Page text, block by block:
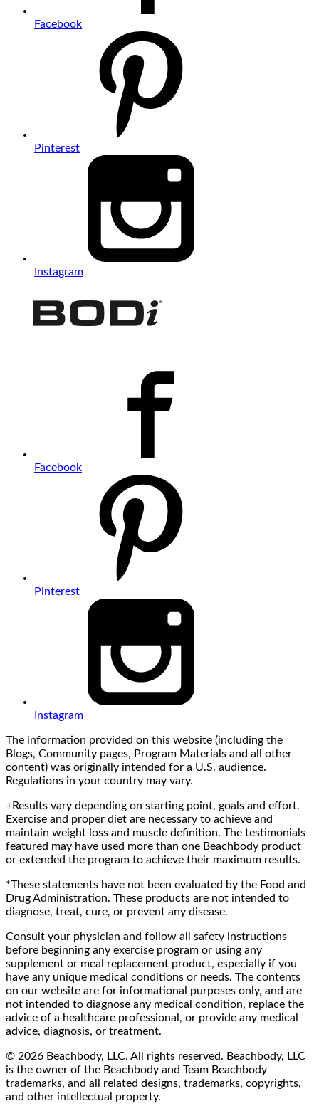
Facebook
Pinterest
Instagram
Facebook
Pinterest
Instagram
The information provided on this website (including the
Blogs, Community pages, Program Materials and all other
content) was originally intended for a U.S. audience.
Regulations in your country may vary.
+Results vary depending on starting point, goals and effort.
Exercise and proper diet are necessary to achieve and
maintain weight loss and muscle definition. The testimonials
featured may have used more than one Beachbody product
or extended the program to achieve their maximum results.
*These statements have not been evaluated by the Food and
Drug Administration. These products are not intended to
diagnose, treat, cure, or prevent any disease.
Consult your physician and follow all safety instructions
before beginning any exercise program or using any
supplement or meal replacement product, especially if you
have any unique medical conditions or needs. The contents
on our website are for informational purposes only, and are
not intended to diagnose any medical condition, replace the
advice of a healthcare professional, or provide any medical
advice, diagnosis, or treatment.
© 2026 Beachbody, LLC. All rights reserved. Beachbody, LLC
is the owner of the Beachbody and Team Beachbody
trademarks, and all related designs, trademarks, copyrights,
and other intellectual property.